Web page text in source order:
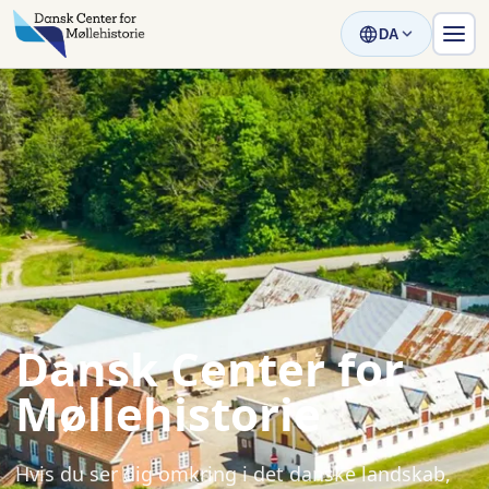
DA
Dansk Center for
Møllehistorie
Hvis du ser dig omkring i det danske landskab,